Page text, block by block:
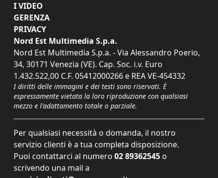
I VIDEO
GERENZA
PRIVACY
Nord Est Multimedia S.p.a.
Nord Est Multimedia S.p.a. - Via Alessandro Poerio,
34, 30171 Venezia (VE). Cap. Soc. i.v. Euro
1.432.522,00 C.F. 05412000266 e REA VE-454332
I diritti delle immagini e dei testi sono riservati. È
espressamente vietata la loro riproduzione con qualsiasi
mezzo e l'adattamento totale o parziale.
Per qualsiasi necessità o domanda, il nostro
servizio clienti è a tua completa disposizione.
Puoi contattarci al numero 02 89362545 o
scrivendo una mail a